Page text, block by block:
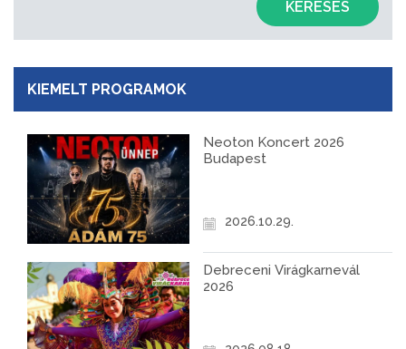
KERESÉS
KIEMELT PROGRAMOK
Neoton Koncert 2026
Budapest
2026.10.29.
Debreceni Virágkarnevál
2026